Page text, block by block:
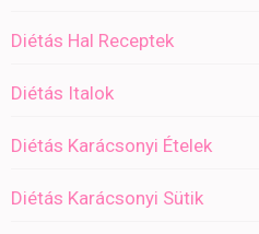
Diétás Hal Receptek
Diétás Italok
Diétás Karácsonyi Ételek
Diétás Karácsonyi Sütik